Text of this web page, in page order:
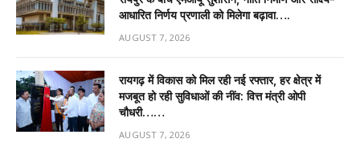
आधारित निर्णय प्रणाली को मिलेगा बढ़ावा….
AUGUST 7, 2026
रायगढ़ में विकास को मिल रही नई रफ्तार, हर क्षेत्र में
मजबूत हो रही सुविधाओं की नींव: वित्त मंत्री ओपी
चौधरी……
AUGUST 7, 2026